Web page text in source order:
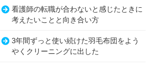
看護師の転職が合わないと感じたときに
考えたいことと向き合い方
3年間ずっと使い続けた羽毛布団をよう
やくクリーニングに出した